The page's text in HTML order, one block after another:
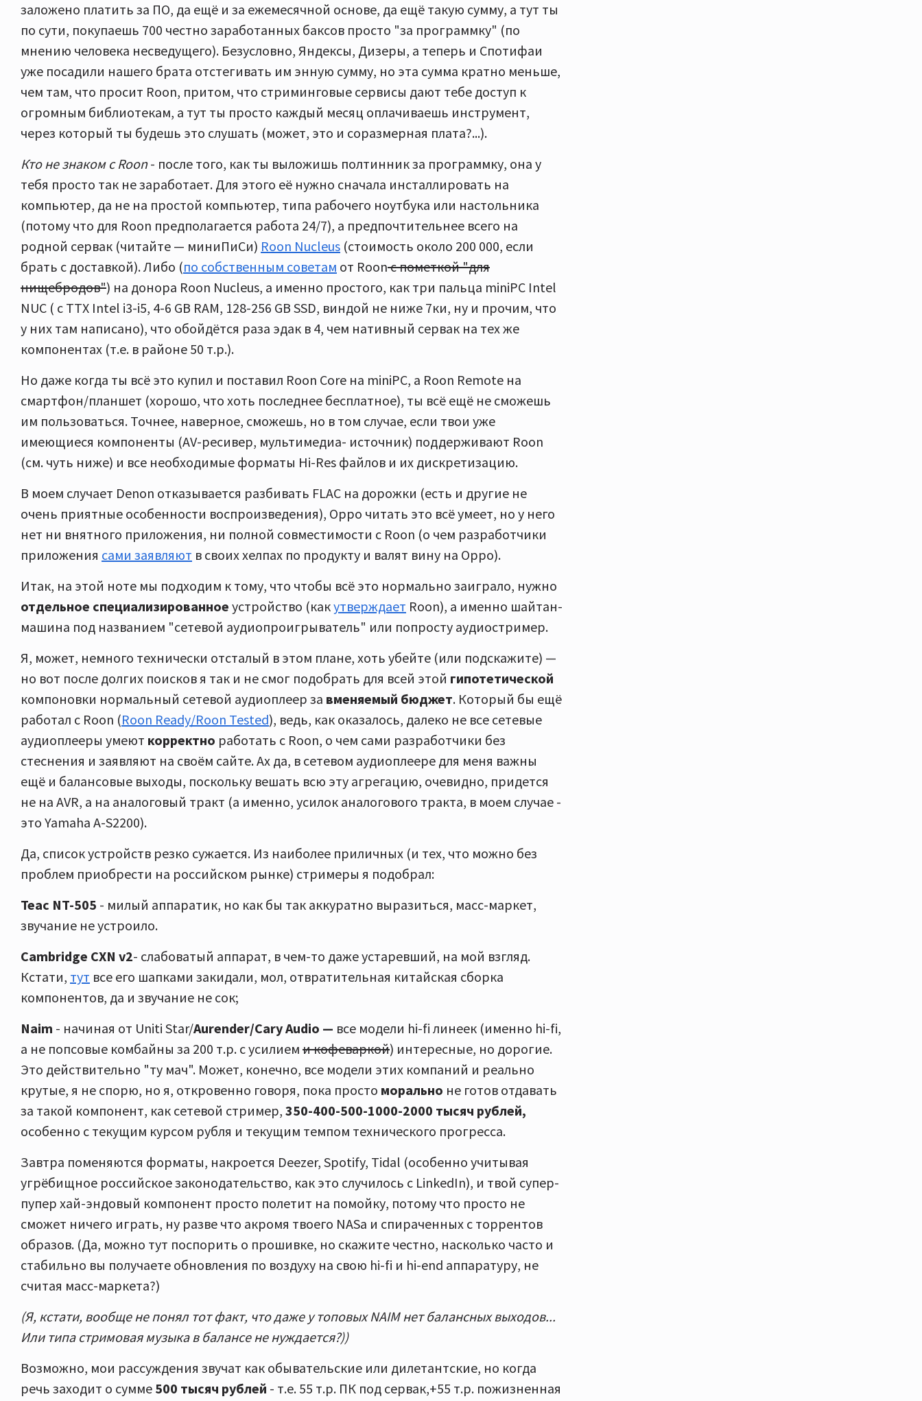
заложено платить за ПО, да ещё и за ежемесячной основе, да ещё такую сумму, а тут ты
по сути, покупаешь 700 честно заработанных баксов просто "за программку" (по
мнению человека несведущего). Безусловно, Яндексы, Дизеры, а теперь и Спотифаи
уже посадили нашего брата отстегивать им энную сумму, но эта сумма кратно меньше,
чем там, что просит Roon, притом, что стриминговые сервисы дают тебе доступ к
огромным библиотекам, а тут ты просто каждый месяц оплачиваешь инструмент,
через который ты будешь это слушать (может, это и соразмерная плата?...).
Кто не знаком с Roon- после того, как ты выложишь полтинник за программку, она у
тебя просто так не заработает. Для этого её нужно сначала инсталлировать на
компьютер, да не на простой компьютер, типа рабочего ноутбука или настольника
(потому что для Roon предполагается работа 24/7), а предпочтительнее всего на
родной сервак (читайте — миниПиСи) Roon Nucleus (стоимость около 200 000, если
брать с доставкой). Либо (по собственным советам от Roonс пометкой "для
нищебродов") на донора Roon Nucleus, а именно простого, как три пальца miniPC Intel
NUC ( с ТТХ Intel i3-i5, 4-6 GB RAM, 128-256 GB SSD, виндой не ниже 7ки, ну и прочим, что
у них там написано), что обойдётся раза эдак в 4, чем нативный сервак на тех же
компонентах (т.е. в районе 50 т.р.).
Но даже когда ты всё это купил и поставил Roon Core на miniPC, а Roon Remote на
смартфон/планшет (хорошо, что хоть последнее бесплатное), ты всё ещё не сможешь
им пользоваться. Точнее, наверное, сможешь, но в том случае, если твои уже
имеющиеся компоненты (AV-ресивер, мультимедиа- источник) поддерживают Roon
(см. чуть ниже) и все необходимые форматы Hi-Res файлов и их дискретизацию.
В моем случает Denon отказывается разбивать FLAC на дорожки (есть и другие не
очень приятные особенности воспроизведения), Oppo читать это всё умеет, но у него
нет ни внятного приложения, ни полной совместимости с Roon (о чем разработчики
приложения сами заявляют в своих хелпах по продукту и валят вину на Oppo).
Итак, на этой ноте мы подходим к тому, что чтобы всё это нормально заиграло, нужно
отдельное специализированное устройство (какутверждает Roon), а именно шайтан-
машина под названием "сетевой аудиопроигрыватель" или попросту аудиостример.
Я, может, немного технически отсталый в этом плане, хоть убейте (или подскажите) —
но вот после долгих поисков я так и не смог подобрать для всей этой гипотетической
компоновки нормальный сетевой аудиоплеер за вменяемый бюджет. Который бы ещё
работал с Roon (Roon Ready/Roon Tested), ведь, как оказалось, далеко не все сетевые
аудиоплееры умеют корректно работать с Roon, о чем сами разработчики без
стеснения и заявляют на своём сайте. Ах да, в сетевом аудиоплеере для меня важны
ещё и балансовые выходы, поскольку вешать всю эту агрегацию, очевидно, придется
не на AVR, а на аналоговый тракт (а именно, усилок аналогового тракта, в моем случае -
это Yamaha A-S2200).
Да, список устройств резко сужается. Из наиболее приличных (и тех, что можно без
проблем приобрести на российском рынке) стримеры я подобрал:
Teac NT-505 - милый аппаратик, но как бы так аккуратно выразиться, масс-маркет,
звучание не устроило.
Cambridge СХN v2- слабоватый аппарат, в чем-то даже устаревший, на мой взгляд.
Кстати, тут все его шапками закидали, мол, отвратительная китайская сборка
компонентов, да и звучание не сок;
Naim - начиная от Uniti Star/Aurender/Cary Audio — все модели hi-fi линеек (именно hi-fi,
а не попсовые комбайны за 200 т.р. с усилием и кофеваркой) интересные, но дорогие.
Это действительно "ту мач". Может, конечно, все модели этих компаний и реально
крутые, я не спорю, но я, откровенно говоря, пока просто морально не готов отдавать
за такой компонент, как сетевой стример, 350-400-500-1000-2000 тысяч рублей,
особенно с текущим курсом рубля и текущим темпом технического прогресса.
Завтра поменяются форматы, накроется Deezer, Spotify, Tidal (особенно учитывая
угрёбищное российское законодательство, как это случилось с LinkedIn), и твой супер-
пупер хай-эндовый компонент просто полетит на помойку, потому что просто не
сможет ничего играть, ну разве что акромя твоего NASа и спираченных с торрентов
образов. (Да, можно тут поспорить о прошивке, но скажите честно, насколько часто и
стабильно вы получаете обновления по воздуху на свою hi-fi и hi-end аппаратуру, не
считая масс-маркета?)
(Я, кстати, вообще не понял тот факт, что даже у топовых NAIM нет балансных выходов...
Или типа стримовая музыка в балансе не нуждается?))
Возможно, мои рассуждения звучат как обывательские или дилетантские, но когда
речь заходит о сумме 500 тысяч рублей - т.е. 55 т.р. ПК под сервак,+55 т.р. пожизненная